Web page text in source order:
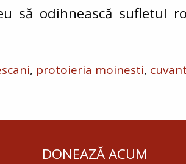
să odihnească sufletul
protoieria moinesti
DONEAZĂ ACUM